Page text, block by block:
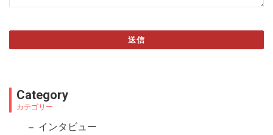
送信
field
should
Category
カテゴリー
インタビュー